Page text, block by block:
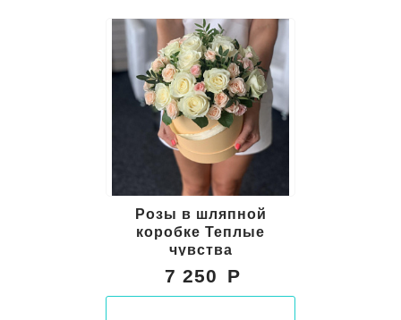
Розы в шляпной
коробке Теплые
чувства
7 250